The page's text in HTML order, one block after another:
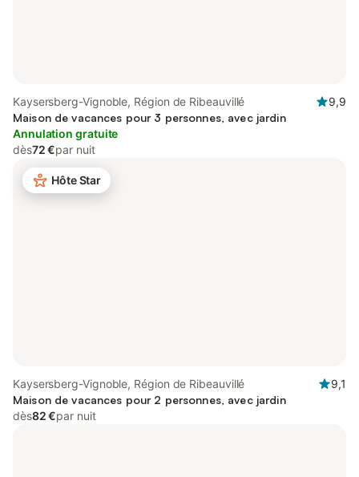
Kaysersberg-Vignoble, Région de Ribeauvillé
9,9
Maison de vacances pour 3 personnes, avec jardin
Annulation gratuite
dès72 €par nuit
Hôte Star
Kaysersberg-Vignoble, Région de Ribeauvillé
9,1
Maison de vacances pour 2 personnes, avec jardin
dès82 €par nuit